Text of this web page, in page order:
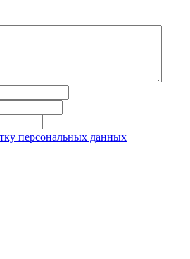
персональных данных